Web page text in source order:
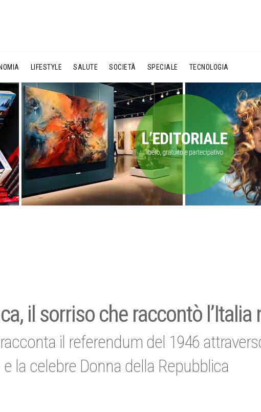
LIFESTYLE SALUTE SOCIETÀ SPECIALE TECNOLOGIA
il sorriso che raccontò l’Italia
il referendum del 1946
la celebre Donna della Repubblica